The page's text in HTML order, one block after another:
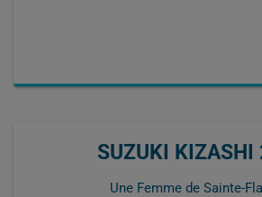
SUZUKI KIZASHI
Une Femme de Sainte-